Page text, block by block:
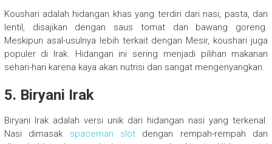
Koushari adalah hidangan khas yang terdiri dari nasi, pasta, dan
lentil, disajikan dengan saus tomat dan bawang goreng.
Meskipun asal-usulnya lebih terkait dengan Mesir, koushari juga
populer di Irak. Hidangan ini sering menjadi pilihan makanan
sehari-hari karena kaya akan nutrisi dan sangat mengenyangkan.
5. Biryani Irak
Biryani Irak adalah versi unik dari hidangan nasi yang terkenal.
Nasi dimasak spaceman slot dengan rempah-rempah dan